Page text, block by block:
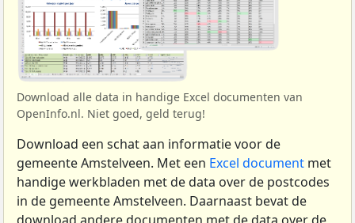
Download alle data in handige Excel documenten van
OpenInfo.nl. Niet goed, geld terug!
Download een schat aan informatie voor de
gemeente Amstelveen. Met een Excel document met
handige werkbladen met de data over de postcodes
in de gemeente Amstelveen. Daarnaast bevat de